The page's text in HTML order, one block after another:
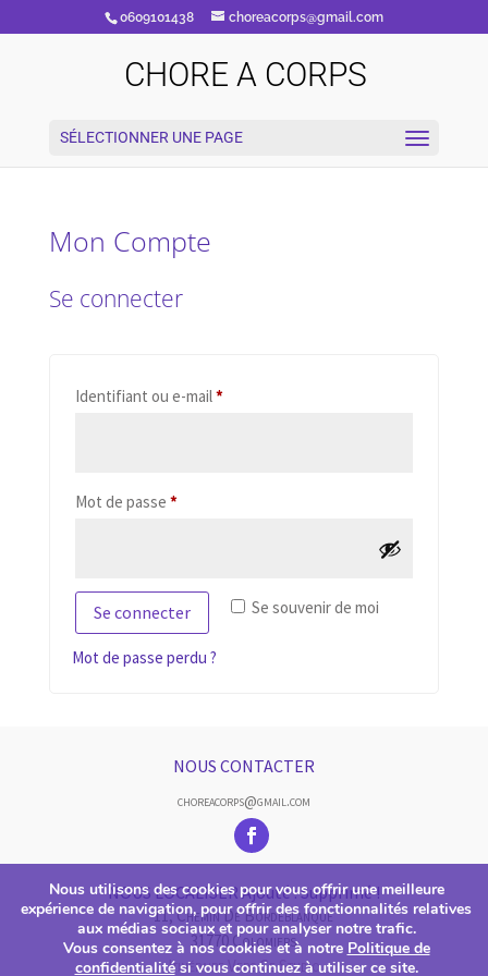
0609101438 choreacorps@gmail.com
CHORE A CORPS
SÉLECTIONNER UNE PAGE
Mon Compte
Se connecter
Identifiant ou e-mail*Obligatoire
Mot de passe *Obligatoire
Se souvenir de moi
Se connecter
Mot de passe perdu ?
NOUS CONTACTER
choreacorps@gmail.com
NOUS LOCALISER Ajouté : Supprimé !
11, Chemin De Bordeblanque
31770 Colomiers
Itinéraire Vers Ce Studio
Nous utilisons des cookies pour vous offrir une meilleure
expérience de navigation, pour offrir des fonctionnalités relatives
aux médias sociaux et pour analyser notre trafic.
Vous consentez à nos cookies et à notre Politique de
confidentialitési vous continuez à utiliser ce site.